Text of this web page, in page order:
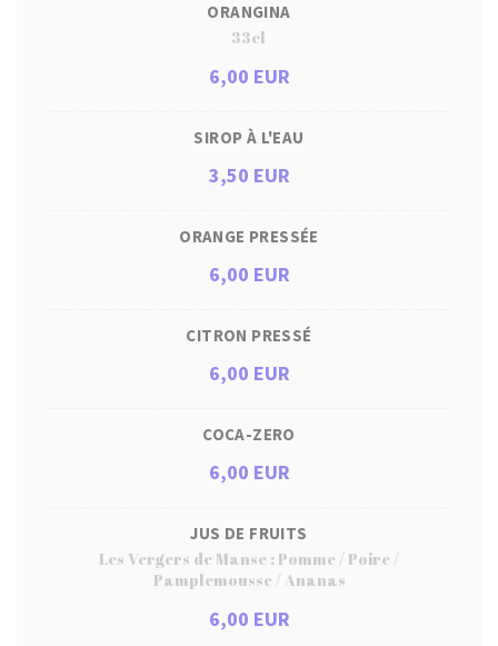
ORANGINA
33cl
6,00 EUR
SIROP À L'EAU
3,50 EUR
ORANGE PRESSÉE
6,00 EUR
CITRON PRESSÉ
6,00 EUR
COCA-ZERO
6,00 EUR
JUS DE FRUITS
Les Vergers de Manse : Pomme / Poire /
Pamplemousse / Ananas
6,00 EUR